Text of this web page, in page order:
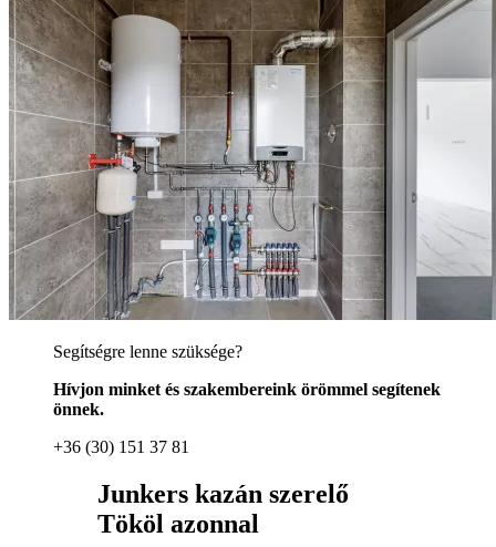
Segítségre lenne szüksége?
Hívjon minket és szakembereink örömmel segítenek
önnek.
+36 (30) 151 37 81
Junkers kazán szerelő
Tököl azonnal